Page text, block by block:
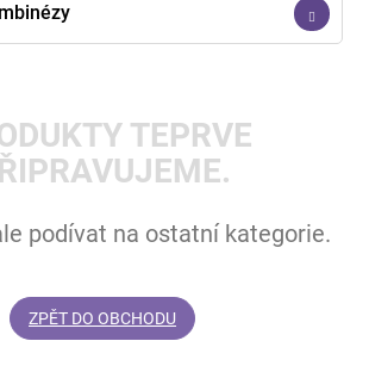
TEPRVE
podívat na ostatní kategorie.
ZPĚT DO OBCHODU